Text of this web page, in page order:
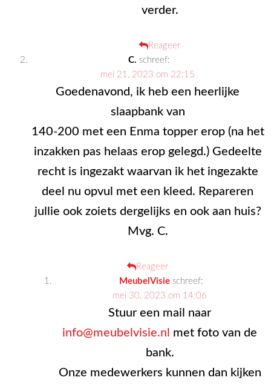
verder.
Reageer
C. schreef:
mei 21, 2023 om 22:15
Goedenavond, ik heb een heerlijke
slaapbank van
140-200 met een Enma topper erop (na het
inzakken pas helaas erop gelegd.) Gedeelte
recht is ingezakt waarvan ik het ingezakte
deel nu opvul met een kleed. Repareren
jullie ook zoiets dergelijks en ook aan huis?
Mvg. C.
Reageer
MeubelVisie schreef:
mei 30, 2023 om 14:06
Stuur een mail naar
info@meubelvisie.nl met foto van de
bank.
Onze medewerkers kunnen dan kijken